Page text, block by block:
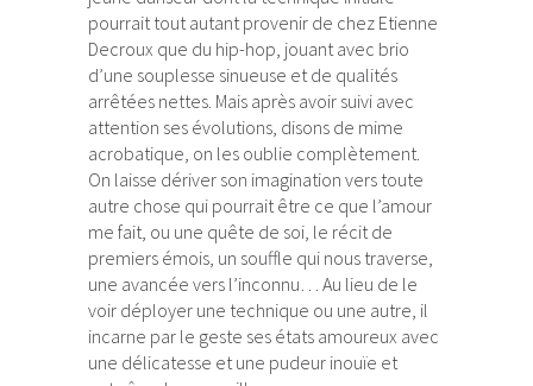
pourrait tout autant provenir de chez Etienne
Decroux que du hip-hop, jouant avec brio
d’une souplesse sinueuse et de qualités
arrêtées nettes. Mais après avoir suivi avec
attention ses évolutions, disons de mime
acrobatique, on les oublie complètement.
On laisse dériver son imagination vers toute
autre chose qui pourrait être ce que l’amour
me fait, ou une quête de soi, le récit de
premiers émois, un souffle qui nous traverse,
une avancée vers l’inconnu… Au lieu de le
voir déployer une technique ou une autre, il
incarne par le geste ses états amoureux avec
une délicatesse et une pudeur inouïe et